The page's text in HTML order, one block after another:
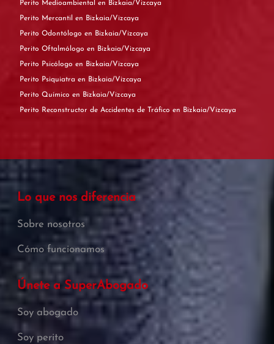
Perito Medioambiental en Bizkaia/Vizcaya
Perito Mercantil en Bizkaia/Vizcaya
Perito Odontólogo en Bizkaia/Vizcaya
Perito Oftalmólogo en Bizkaia/Vizcaya
Perito Psicólogo en Bizkaia/Vizcaya
Perito Psiquiatra en Bizkaia/Vizcaya
Perito Químico en Bizkaia/Vizcaya
Perito Reconstructor de Accidentes de Tráfico en Bizkaia/Vizcaya
Lo que nos diferencia
Sobre nosotros
Cómo funcionamos
Únete a SuperAbogado
Soy abogado
Soy perito